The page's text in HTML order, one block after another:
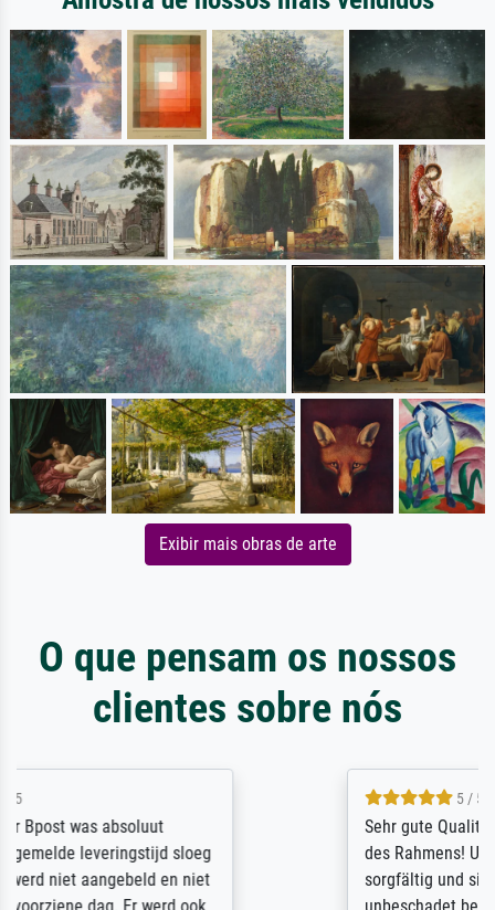
Exibir mais obras de arte
O que pensam os nossos
clientes sobre nós
Sehr gute Qualität des Leinwanddrucks und
des Rahmens! Unser Bild wurde sehr
sorgfältig und sicher verpackt, so dass es